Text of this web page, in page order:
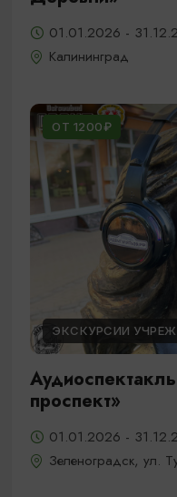
01.01.2026 -
Калининград
ОТ 1200₽
ЭКСКУРСИИ
проспект»
01.01.2026 -
Зеленоградск, ул.